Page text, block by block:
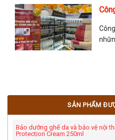
SẢN PHẨM
Bảo dưỡng ghế da và bảo vệ nội
Protection Cream 250ml
việc
ghế
anh
để
bên